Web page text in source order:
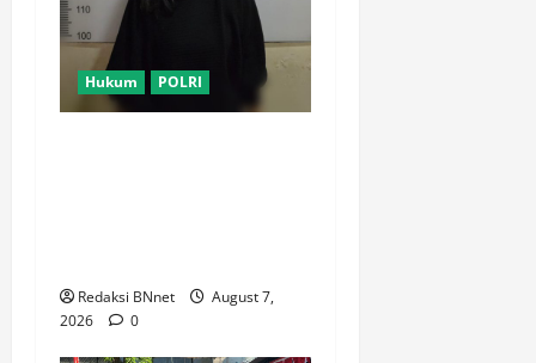
Hukum POLRI
Redaksi BNnet
August 7,
2026
0